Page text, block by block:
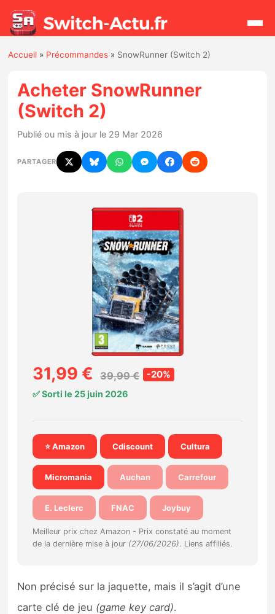
Actualités
Hardware
Mises à jour
Chiffres de ventes
Nintendo Direct
Tests et previews
Tests de jeux
Tests d’accessoires
Previews
Précommandes
Précommandes jeux Switch 2
Bons plans
Accueil » Précommandes » SnowRunner (Switch 2)
Acheter SnowRunner
(Switch 2)
Publié ou mis à jour le 29 Mar 2026
PARTAGER
31,99 € 39,99 € -20%
✅ Sorti le 25 juin 2026
⭐ Amazon Cdiscount Cultura
Micromania Auchan Carrefour
E. Leclerc FNAC Joybuy
Meilleur prix chez Amazon - Prix constaté au moment
de la dernière mise à jour (27/06/2026). Liens affiliés.
Non précisé sur la jaquette, mais il s’agit d’une
carte clé de jeu (game key card).